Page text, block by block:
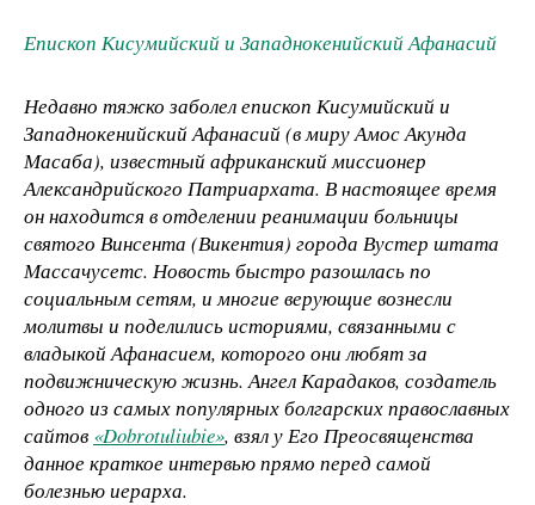
Епископ Кисумийский и Западнокенийский Афанасий
Недавно тяжко заболел епископ Кисумийский и
Западнокенийский Афанасий (в миру Амос Акунда
Масаба), известный африканский миссионер
Александрийского Патриархата. В настоящее время
он находится в отделении реанимации больницы
святого Винсента (Викентия) города Вустер штата
Массачусетс. Новость быстро разошлась по
социальным сетям, и многие верующие вознесли
молитвы и поделились историями, связанными с
владыкой Афанасием, которого они любят за
подвижническую жизнь. Ангел Карадаков, создатель
одного из самых популярных болгарских православных
сайтов «Dobrotuliubie», взял у Его Преосвященства
данное краткое интервью прямо перед самой
болезнью иерарха.